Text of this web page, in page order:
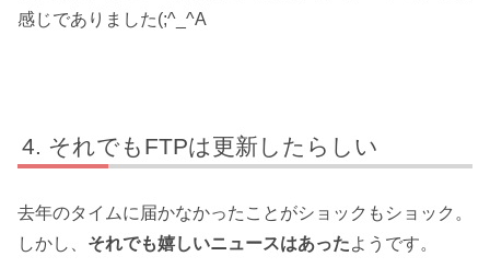
感じでありました(;^_^A
それでもFTPは更新したらしい
去年のタイムに届かなかったことがショックもショック。
しかし、 それでも嬉しいニュースはあったようです。